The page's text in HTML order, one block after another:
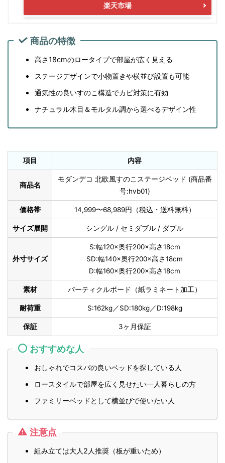
楽天市場
商品の特徴
高さ18cmのロータイプで部屋が広く見える
ステージデザインで小物置きや横並び設置も可能
通気性の良いすのこ構造でカビ対策に有効
ナチュラル木目＆モルタル調から選べるデザイン性
項目 内容
商品名
モダンデコ 北欧風すのこステージベッド (商品番
号:hvb01)
価格帯 14,999〜68,989円（税込・送料無料）
サイズ展開 シングル / セミダブル / ダブル
外寸サイズ
S:幅120×奥行200×高さ18cm
SD:幅140×奥行200×高さ18cm
D:幅160×奥行200×高さ18cm
素材 パーティクルボード（紙ラミネート加工）
耐荷重 S:162kg／SD:180kg／D:198kg
保証 3ヶ月保証
おすすめな人
おしゃれでコスパの良いベッドを探している人
ロースタイルで部屋を広く見せたい一人暮らしの方
ファミリーベッドとして横並びで使いたい人
注意点
組み立ては大人2人推奨（板が重いため）